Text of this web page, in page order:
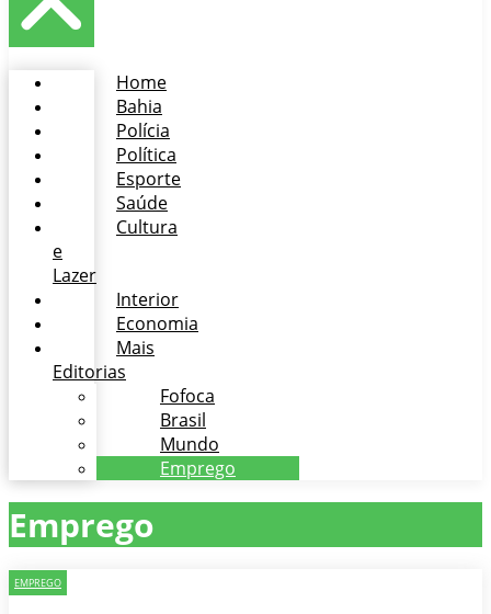
Home
Bahia
Polícia
Política
Esporte
Saúde
Cultura
e
Lazer
Interior
Economia
Mais
Editorias
Fofoca
Brasil
Mundo
Emprego
Emprego
EMPREGO